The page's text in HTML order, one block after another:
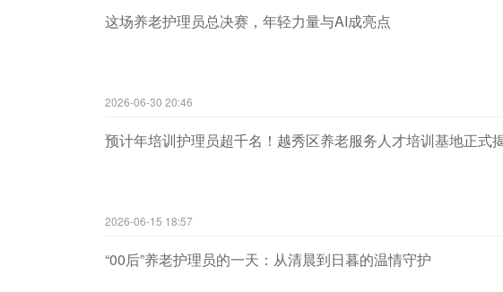
这场养老护理员总决赛，年轻力量与AI成亮点
2026-06-30 20:46
预计年培训护理员超千名！越秀区养老服务人才培训基地正式
2026-06-15 18:57
“00后”养老护理员的一天：从清晨到日暮的温情守护